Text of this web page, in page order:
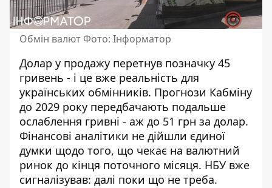
Обмін валют Фото: Інформатор
Долар у продажу перетнув позначку 45
гривень - і це вже реальність для
українських обмінників. Прогнози Кабміну
до 2029 року передбачають подальше
ослаблення гривні - аж до 51 грн за долар.
Фінансові аналітики не дійшли єдиної
думки щодо того, що чекає на валютний
ринок до кінця поточного місяця. НБУ вже
сигналізував: далі поки що не треба.